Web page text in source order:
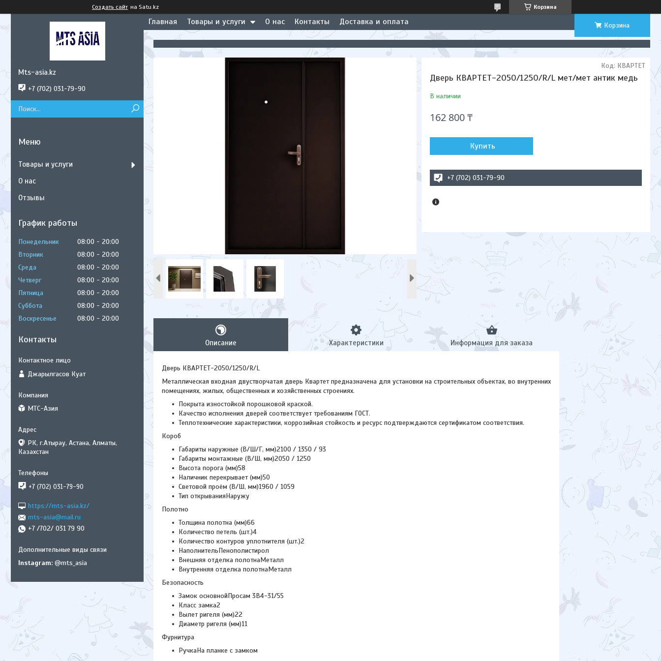
Создать сайт на Satu.kz Корзина
Главная Товары и услуги О нас Контакты Доставка и оплата Корзина
Дверь КВАРТЕТ-2050/1250/R/L мет/мет антик медь
В наличии
Код: КВАРТЕТ
162 800 ₸
Купить
+7 (702) 031-79-90
Описание Характеристики Информация для заказа
Дверь КВАРТЕТ-2050/1250/R/L
Металлическая входная двустворчатая дверь Квартет предназначена для установки на строительных объектах, во внутренних
помещениях, жилых, общественных и хозяйственных строениях.
Покрыта изностойкой порошковой краской.
Качество исполнения дверей соответствует требованиям ГОСТ.
Теплотехнические характеристики, коррозийная стойкость и ресурс подтверждаются сертификатом соответствия.
Короб
Габариты наружные (В/Ш/Г, мм)2100 / 1350 / 93
Габариты монтажные (В/Ш, мм)2050 / 1250
Высота порога (мм)58
Наличник перекрывает (мм)50
Световой проём (В/Ш, мм)1960 / 1059
Тип открыванияНаружу
Полотно
Толщина полотна (мм)66
Количество петель (шт.)4
Количество контуров уплотнителя (шт.)2
НаполнительПенополистирол
Внешняя отделка полотнаМеталл
Внутренняя отделка полотнаМеталл
Безопасность
Замок основнойПросам 3В4-31/55
Класс замка2
Вылет ригеля (мм)22
Диаметр ригеля (мм)11
Фурнитура
РучкаНа планке с замком
Mts-asia.kz
+7 (702) 031-79-90
Товары и услуги
О нас
Отзывы
График работы
Понедельник 08:00
20:00
Вторник
08:00
20:00
Среда
08:00
20:00
Четверг
08:00
20:00
Пятница
08:00
20:00
Суббота
08:00
20:00
Воскресенье
08:00 20:00
Контакты
Джарылгасов Куат
МТС-Азия
РК, г.Атырау, Астана, Алматы,
Казахстан
+7 (702) 031-79-90
https://mts-asia.kz/
mts-asia@mail.ru
+7 /702/ 031 79 90
Instagram @mts_asia